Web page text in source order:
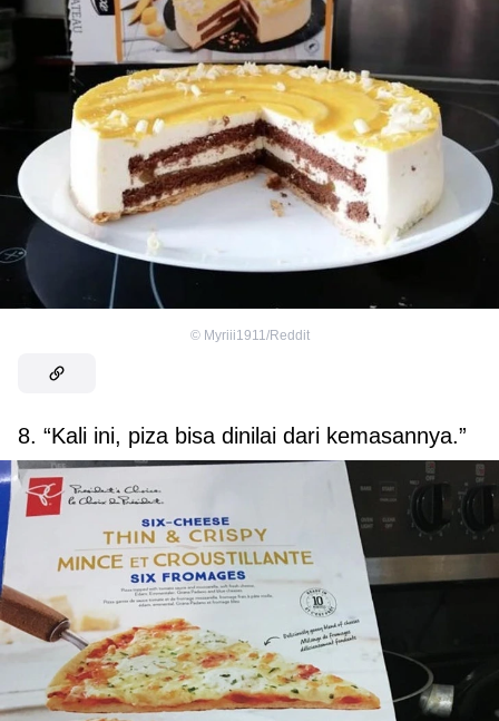
© Myriii1911/Reddit
8. “Kali ini, piza bisa dinilai dari kemasannya.”